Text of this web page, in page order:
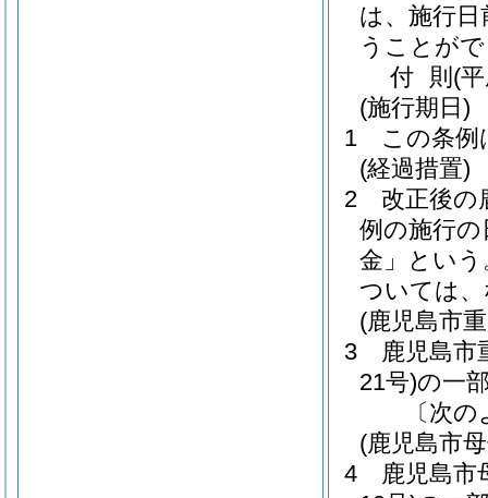
は、施行
うことが
付 則 (
(施行期日)
1
この条例
(経過措置)
2
改正後の
例の施行
金」という
ついては
(鹿児島市
3
鹿児島市
21号)の一
〔次
(鹿児島市
4
鹿児島市